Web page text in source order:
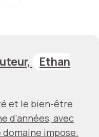
Ethan
et le bien-être
d'années, avec
impose.